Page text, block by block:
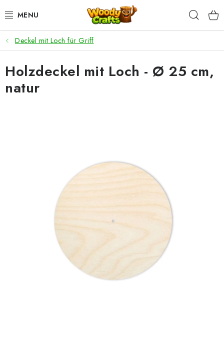
Inhalt
HÄKELN
FLECHTEN
BASTELSETS
WOODY PREMIUM 5 MM
Zahlung & Versand
Datenschutzerklärung
Impressum
Deckel mit Loch für Griff
Holzdeckel mit Loch - Ø 25 cm,
natur